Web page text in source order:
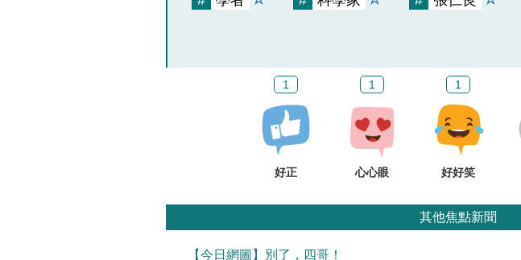
1
好正
1
心心眼
1
好好笑
其他焦點新聞
【今日網圖】別了，四哥！